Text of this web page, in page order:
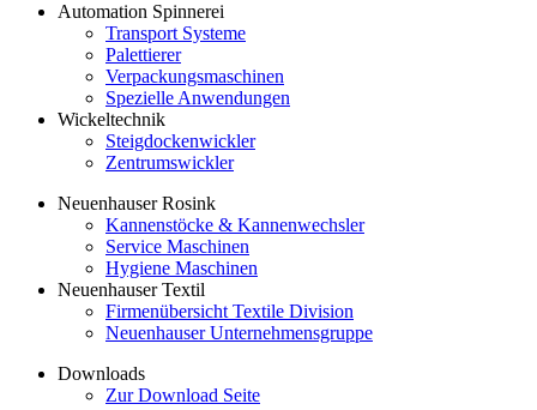
Automation Spinnerei
Transport Systeme
Palettierer
Verpackungsmaschinen
Spezielle Anwendungen
Wickeltechnik
Steigdockenwickler
Zentrumswickler
Neuenhauser Rosink
Kannenstöcke & Kannenwechsler
Service Maschinen
Hygiene Maschinen
Neuenhauser Textil
Firmenübersicht Textile Division
Neuenhauser Unternehmensgruppe
Downloads
Zur Download Seite